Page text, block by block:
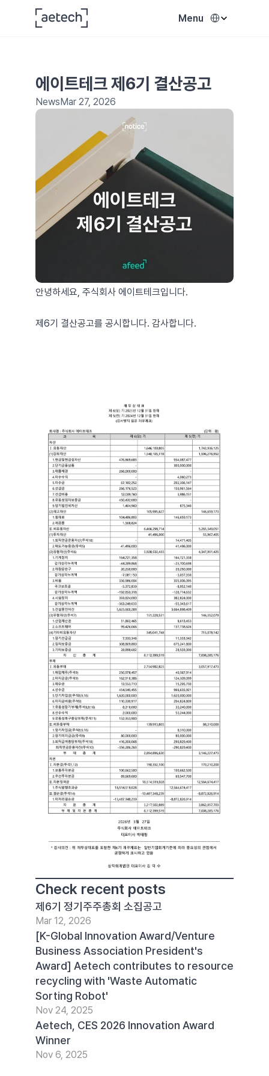
에이트테크 제6기 결산공고
NewsMar 27, 2026
안녕하세요, 주식회사 에이트테크입니다.
제6기 결산공고를 공시합니다. 감사합니다.
Check recent posts
제6기 정기주주총회 소집공고
Mar 12, 2026
[K-Global Innovation Award/Venture
Business Association President's
Award] Aetech contributes to resource
recycling with 'Waste Automatic
Sorting Robot'
Nov 24, 2025
Aetech, CES 2026 Innovation Award
Winner
Nov 6, 2025
Menu
Select Language